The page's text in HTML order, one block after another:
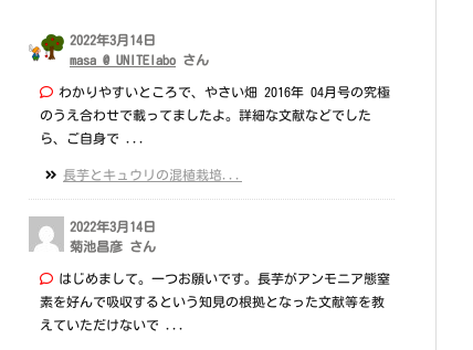
2022年3月14日
masa @ UNITElabo さん
わかりやすいところで、やさい畑 2016年 04月号の究極
のうえ合わせで載ってましたよ。詳細な文献などでした
ら、ご自身で ...
長芋とキュウリの混植栽培...
2022年3月14日
菊池昌彦 さん
はじめまして。一つお願いです。長芋がアンモニア態窒
素を好んで吸収するという知見の根拠となった文献等を教
えていただけないで ...